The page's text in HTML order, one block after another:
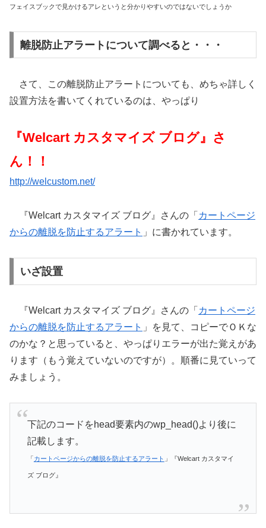
フェイスブックで見かけるアレというと分かりやすいのではないでしょうか
離脱防止アラートについて調べると・・・
さて、この離脱防止アラートについても、めちゃ詳しく
設置方法を書いてくれているのは、やっぱり
『Welcart カスタマイズ ブログ』さ
ん！！
http://welcustom.net/
『Welcart カスタマイズ ブログ』さんの「 カートページ
からの離脱を防止するアラート 」に書かれています。
いざ設置
『Welcart カスタマイズ ブログ』さんの「 カートページ
からの離脱を防止するアラート 」を見て、コピーでＯＫな
のかな？と思っていると、やっぱりエラーが出た覚えがあ
ります（もう覚えていないのですが）。順番に見ていって
みましょう。
下記のコードをhead要素内のwp_head()より後に
記載します。
「カートページからの離脱を防止するアラート 」『Welcart カスタマイ
ズ ブログ』